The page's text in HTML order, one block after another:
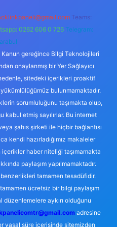
Teams:
0262 606 0 726 Telegram:
Kanun gereğince Bilgi Teknolojileri
onaylanmış bir Yer Sağlayıcı
sitedeki içerikleri proaktif
bulunmamaktadır.
sorumluluğunu taşımakta olup,
kabul etmiş sayılırlar. Bu internet
şahıs şirketi ile hiçbir bağlantısı
kendi hazırladığımız makaleler
içerikler haber niteliği taşımamakta
paylaşım yapılmamaktadır.
tamamen tesadüfidir.
ücretsiz bir bilgi paylaşım
aykırı olduğunu
adresine
yasal süre içerisinde sitemizden